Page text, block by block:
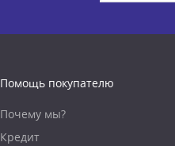
Помощь покупателю
Почему мы?
Кредит